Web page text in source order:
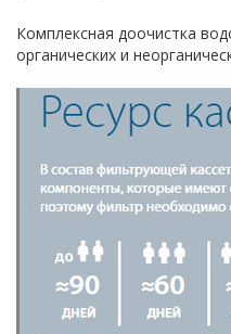
Комплексная доочистка
органических и